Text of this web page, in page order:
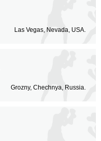
Las Vegas, Nevada, USA.
Grozny, Chechnya, Russia.